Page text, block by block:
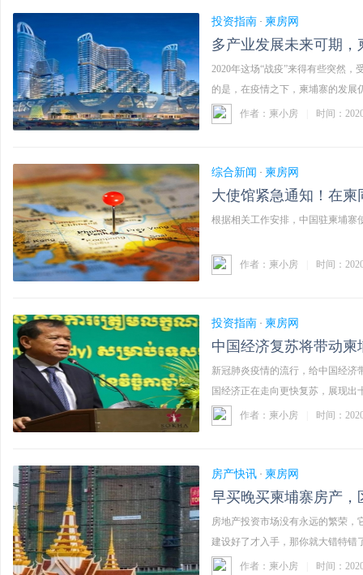
投资指南 · 柬房网
多产业发展未来可期，
2020年这场“战疫”来得有些突然
的是，在疫情之下，柬埔寨的发展
...……
作者：柬小房 时间：
综合新闻 · 柬房网
大使馆紧急通知！在柬
根据相关工作安排，中国驻柬埔
作者：柬小房 时间：
投资指南 · 柬房网
中国经济复苏将带动
新冠肺炎疫情的流行，给中国经济
国经济正在走向更快复苏，展现
作者：柬小房 时间：
房产快讯 · 柬房网
早买晚买柬埔寨房产，
房地产投资市场没有永远的繁荣，
建设好了才入手，那你就大错特
作者：柬小房 时间：